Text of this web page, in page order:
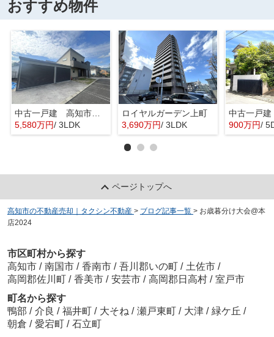
おすすめ物件
中古一戸建 高知市横内
5,580万円/ 3LDK
ロイヤルガーデン上町
3,690万円/ 3LDK 900万円/
ページトップへ
高知市の不動産売却｜タクシン不動産 > ブログ記事一覧 > お歳暮分け大会@本
店2024
市区町村から探す
高知市 / 南国市 / 香南市 / 吾川郡いの町 / 土佐市 /
高岡郡佐川町 / 香美市 / 安芸市 / 高岡郡日高村 / 室戸市
町名から探す
鴨部 / 介良 / 福井町 / 大そね / 瀬戸東町 / 大津 / 緑ケ丘 /
朝倉 / 愛宕町 / 石立町